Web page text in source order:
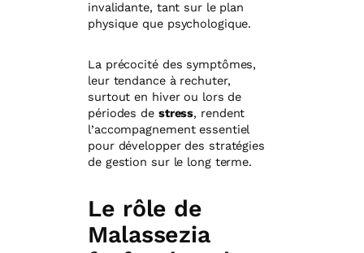
invalidante, tant sur le plan
physique que psychologique.
La précocité des symptômes,
leur tendance à rechuter,
surtout en hiver ou lors de
périodes de stress, rendent
l’accompagnement essentiel
pour développer des stratégies
de gestion sur le long terme.
Le rôle de
Malassezia